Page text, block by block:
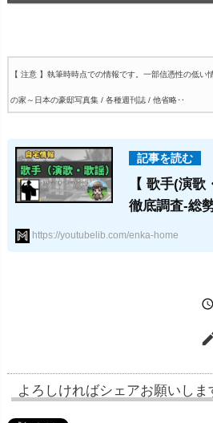
【 注意 】執筆時時点での情報です。一部信憑性の低い
の家～日本の豪邸写真集 / 各種週刊誌 / 他省略‥
【 歌手(演
徹底調査-総
https://youtubelib.com/enka-home

よろしければシェアお願いしま